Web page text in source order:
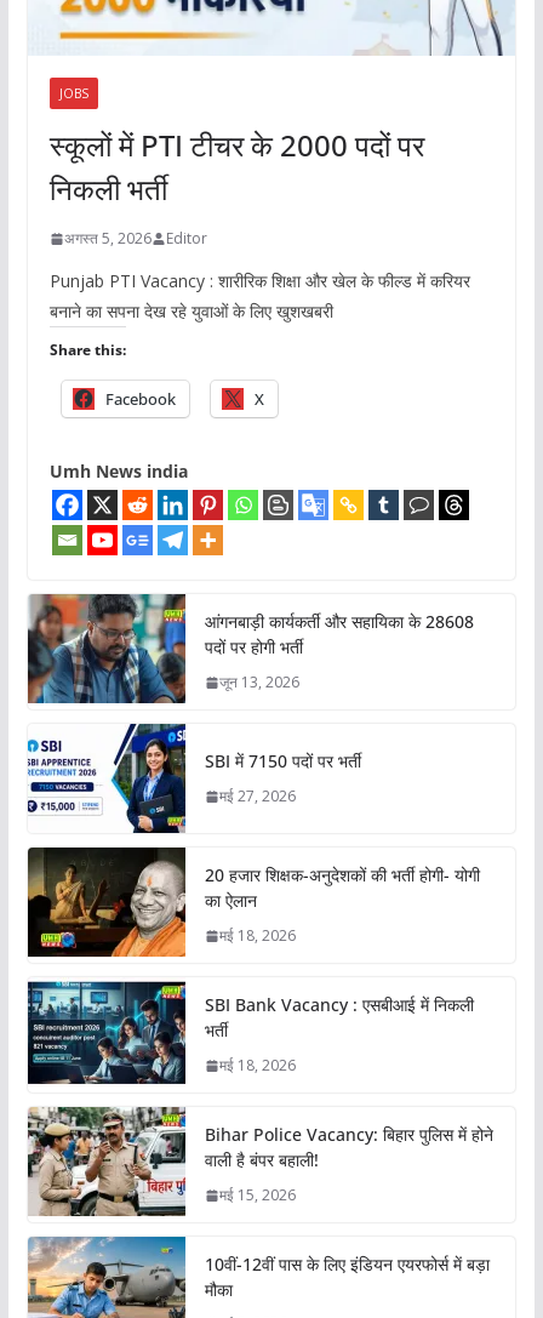
JOBS
स्कूलों में PTI टीचर के 2000 पदों पर
निकली भर्ती
अगस्त 5, 2026 Editor
Punjab PTI Vacancy : शारीरिक शिक्षा और खेल के फील्ड में करियर
बनाने का सपना देख रहे युवाओं के लिए खुशखबरी
Share this:
Facebook X
Umh News india
आंगनबाड़ी कार्यकर्ती और सहायिका के 28608
पदों पर होगी भर्ती
जून 13, 2026
SBI में 7150 पदों पर भर्ती
मई 27, 2026
20 हजार शिक्षक-अनुदेशकों की भर्ती होगी- योगी
का ऐलान
मई 18, 2026
SBI Bank Vacancy : एसबीआई में निकली
भर्ती
मई 18, 2026
Bihar Police Vacancy: बिहार पुलिस में होने
वाली है बंपर बहाली!
मई 15, 2026
10वीं-12वीं पास के लिए इंडियन एयरफोर्स में बड़ा
मौका